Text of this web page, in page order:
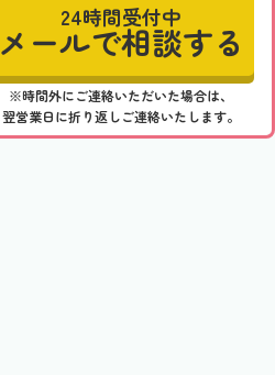
24時間受付中
メールで相談する
※時間外にご連絡いただいた場合は、
翌営業日に折り返しご連絡いたします。